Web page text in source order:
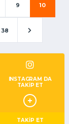
9 10
38
INSTAGRAM DA
TAKİP ET
TAKİP ET